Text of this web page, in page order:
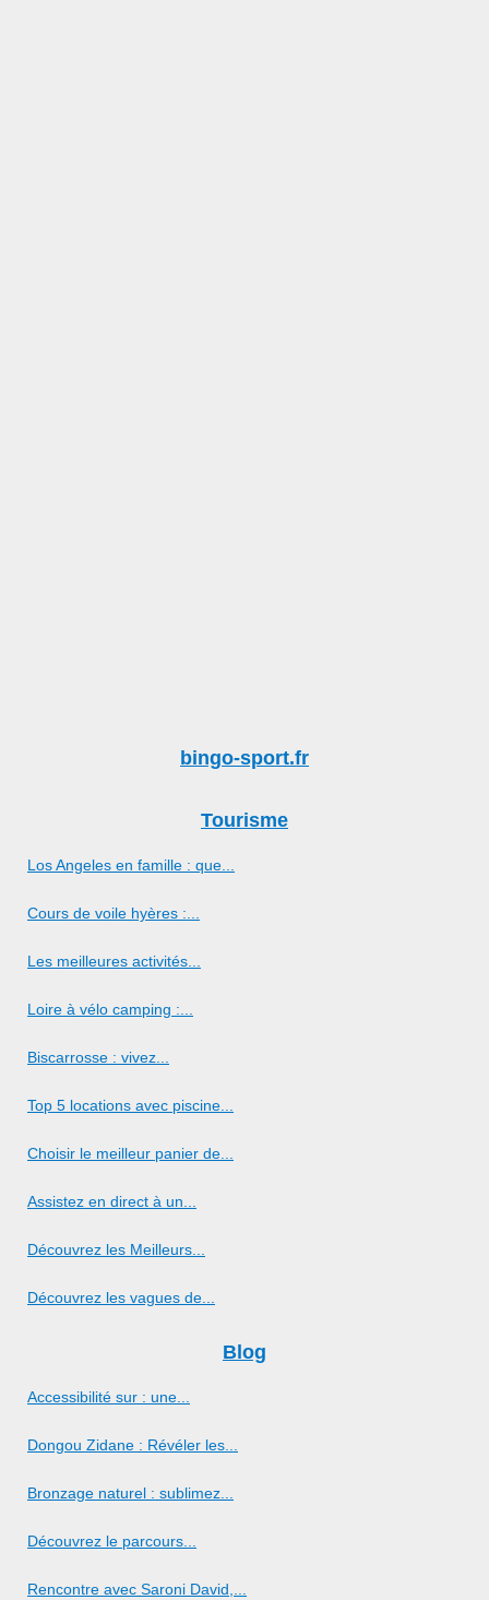
bingo-sport.fr
Tourisme
Los Angeles en famille : que...
Cours de voile hyères :...
Les meilleures activités...
Loire à vélo camping :...
Biscarrosse : vivez...
Top 5 locations avec piscine...
Choisir le meilleur panier de...
Assistez en direct à un...
Découvrez les Meilleurs...
Découvrez les vagues de...
Blog
Accessibilité sur : une...
Dongou Zidane : Révéler les...
Bronzage naturel : sublimez...
Découvrez le parcours...
Rencontre avec Saroni David,...